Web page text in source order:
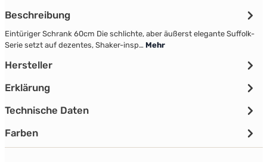
Beschreibung
Eintüriger Schrank 60cm Die schlichte, aber äußerst elegante Suffolk-
Serie setzt auf dezentes, Shaker-insp… Mehr
Hersteller
Erklärung
Technische Daten
Farben